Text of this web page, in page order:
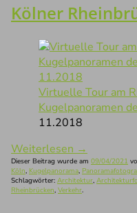
Kölner
Virtuelle Tour am
Kugelpanoramen
11.2018
Weiterlesen →
Dieser Beitrag wurde am 09/04/2021
Köln, Kugelpanorama,
Schlagwörter: Architektur,
Rheinbrücken, Verkehr.